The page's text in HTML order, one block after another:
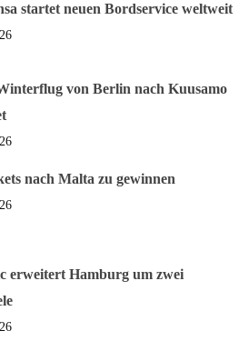
startet neuen Bordservice weltweit
von Berlin nach Kuusamo
nach Malta zu gewinnen
erweitert Hamburg um zwei